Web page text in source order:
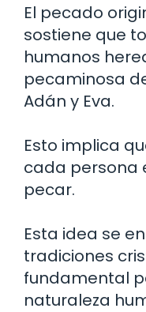
El pecado
sostiene que
humanos
pecaminosa
Adán y Eva.
Esto implica
cada persona
pecar.
Esta idea se
tradiciones
fundamental
naturaleza